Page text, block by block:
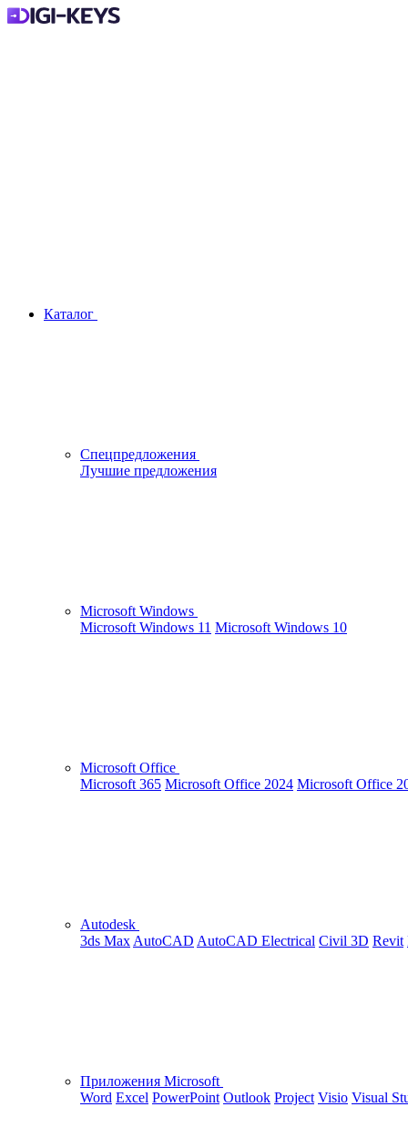
Каталог
Спецпредложения
Лучшие предложения
Microsoft Windows
Microsoft Windows 11 Microsoft Windows 10
Microsoft Office
Microsoft 365 Microsoft Office 2024 Microsoft Office
Autodesk
3ds Max AutoCAD AutoCAD Electrical Civil 3D Revit
Приложения Microsoft
Word Excel PowerPoint Outlook Project Visio Visual